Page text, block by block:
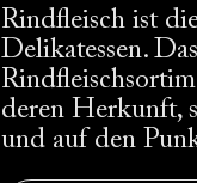
Rindfleisch ist
Delikatessen.
deren Herkunft,
und auf den